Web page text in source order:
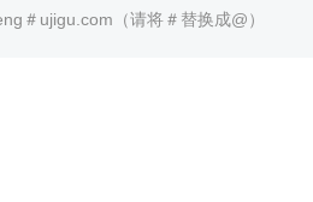
＃ujigu.com（请将＃替换成@）